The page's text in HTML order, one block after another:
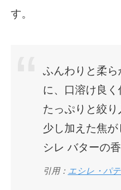
す。
ふんわりと柔
に、口溶け良
たっぷりと絞
少し加えた焦
シレ バターの
引用： エシレ・パ